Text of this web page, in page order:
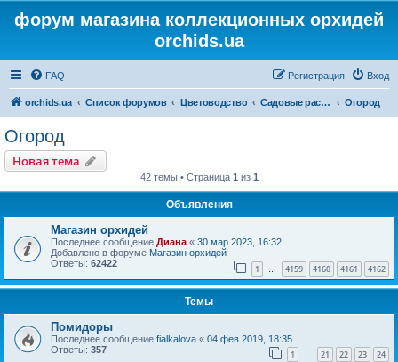
форум магазина коллекционных орхидей
orchids.ua
FAQ Вход
Регистрация
orchids.ua Список форумов Цветоводство Садовые растения Огород
Огород
Новая тема
42 темы • Страница 1 из 1
Объявления
Магазин орхидей
Последнее сообщение Диана « 30 мар 2023, 16:32
Добавлено в форуме Магазин орхидей
Ответы: 62422 1 … 4159 4160 4161 4162
Темы
Помидоры
Последнее сообщение fialkalova « 04 фев 2019, 18:35
Ответы: 357 1 21 22 23 24